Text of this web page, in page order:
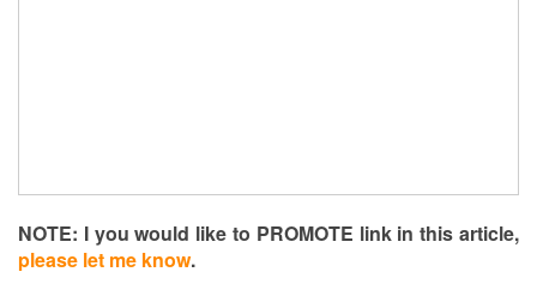
NOTE: I you would like to PROMOTE link in this article,
please let me know.